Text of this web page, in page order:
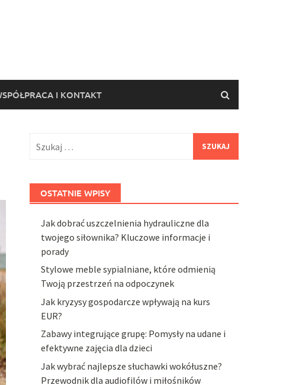
I KONTAKT
OSTATNIE WPISY
Jak dobrać uszczelnienia hydrauliczne dla
twojego siłownika? Kluczowe informacje i
porady
Stylowe meble sypialniane, które odmienią
Twoją przestrzeń na odpoczynek
Jak kryzysy gospodarcze wpływają na kurs
EUR?
Zabawy integrujące grupę: Pomysły na udane i
efektywne zajęcia dla dzieci
Jak wybrać najlepsze słuchawki wokółuszne?
Przewodnik dla audiofilów i miłośników